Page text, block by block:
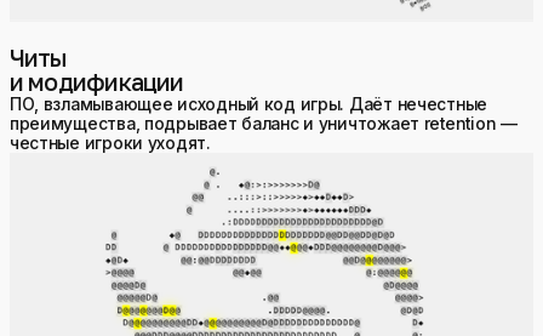
Читы
и модификации
ПО, взламывающее исходный код игры. Даёт нечестные
преимущества, подрывает баланс и уничтожает retention —
честные игроки уходят.